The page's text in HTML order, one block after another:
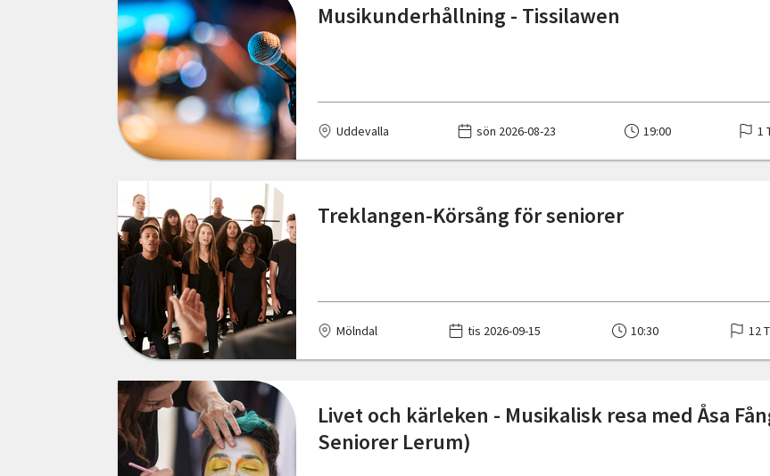
Katrineholm
Kinna
Klippan
Kristianstad
Kungsbacka
Kungsör
Kungälv
Köping
Lidköping
Linköping
Musikunderhållning - Tissilawen
Uddevalla sön 2026-08-23 19:00 1
Treklangen-Körsång för seniorer
Mölndal tis 2026-09-15 10:30 12
Livet och kärleken - Musikalisk resa med Åsa
Seniorer Lerum)